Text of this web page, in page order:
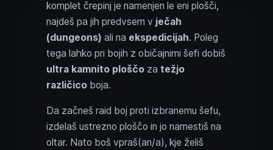
komplet črepinj je namenjen le eni plošči,
najdeš pa jih predvsem v ječah
(dungeons) ali na ekspedicijah. Poleg
tega lahko pri bojih z običajnimi šefi dobiš
ultra kamnito ploščo za težjo
različico boja.
Da začneš raid boj proti izbranemu šefu,
izdelaš ustrezno ploščo in jo namestiš na
oltar. Nato boš vpraš(an/a), kje želiš